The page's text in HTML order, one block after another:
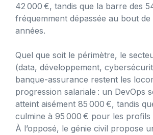
42 000 €, tandis que la barre des
fréquemment dépassée au bout de
années.
Quel que soit le périmètre, le
(data, développement,
banque-assurance restent les
progression salariale : un DevOps
atteint aisément 85 000 €, tandis
culmine à 95 000 € pour les profils
À l’opposé, le génie civil propose